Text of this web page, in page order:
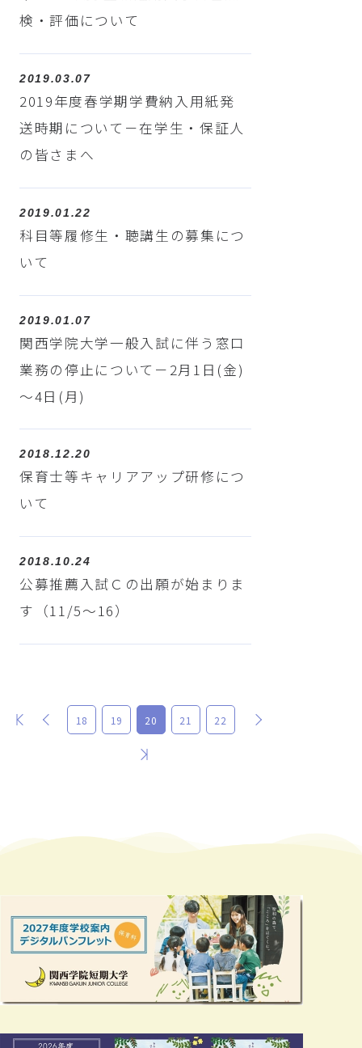
検・評価について
2019.03.07
2019年度春学期学費納入用紙発
送時期について－在学生・保証人
の皆さまへ
2019.01.22
科目等履修生・聴講生の募集につ
いて
2019.01.07
関西学院大学一般入試に伴う窓口
業務の停止について－2月1日(金)
～4日(月)
2018.12.20
保育士等キャリアアップ研修につ
いて
2018.10.24
公募推薦入試Ｃの出願が始まりま
す（11/5～16）
最初 前 18 19 20 21 22
最後